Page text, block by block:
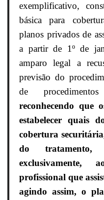
exemplificativo,
básica para
planos privados de
a partir de 1º de
amparo legal a
previsão do
de
reconhecendo que
estabelecer quais
cobertura
do tratamento,
profissional que
agindo assim, o